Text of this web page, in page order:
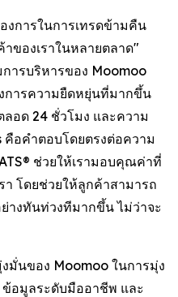
งการในการเทรดข้ามคืน
ของเราในหลายตลาด"
ารบริหารของ Moomoo
การความยืดหยุ่นที่มากขึ้น
อด 24 ชั่วโมง และความ
อคำตอบโดยตรงต่อความ
ช่วยให้เรามอบคุณค่าที่
า โดยช่วยให้ลูกค้าสามารถ
างทันท่วงทีมากขึ้น ไม่ว่าจะ
มั่นของ Moomoo ในการมุ่ง
อมูลระดับมืออาชีพ และ